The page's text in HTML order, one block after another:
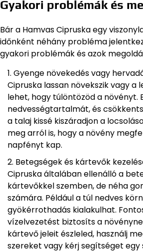
Gyakori problémák és
Bár a Hamvas Cipruska egy
időnként néhány probléma
gyakori problémák és azok
Gyenge növekedés vagy
Cipruska lassan növekszik vagy a
lehet, hogy túlöntözöd a növényt.
nedvességtartalmát, és
a talaj kissé kiszáradjon a
meg arról is, hogy a növény
napfényt kap.
Betegségek és kártevők
Cipruska általában ellenálló a
kártevőkkel szemben, de néha
számára. Például a túl nedves
gyökérrothadás kialakulhat.
vízelvezetést biztosíts a
kártevő jeleit észleled, használj
szereket vagy kérj segítséget egy